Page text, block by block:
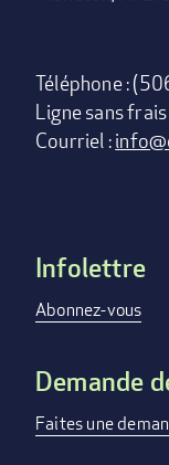
Téléphone :
Ligne sans
Courriel :
Footer
menu
Infolettre
Abonnez-vous
Demande
Faites une